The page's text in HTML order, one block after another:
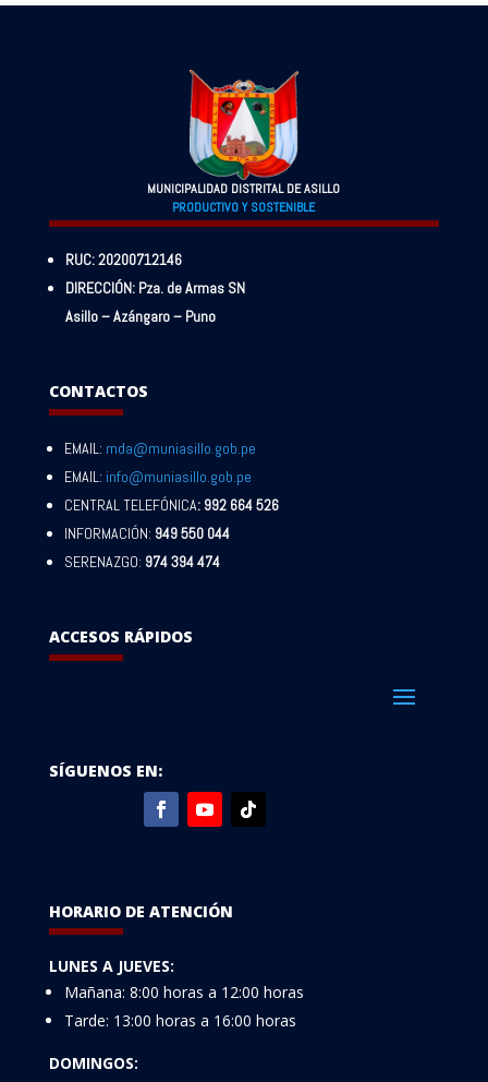
MUNICIPALIDAD DISTRITAL DE ASILLO
PRODUCTIVO Y SOSTENIBLE
RUC: 20200712146
DIRECCIÓN: Pza. de Armas SN
Asillo – Azángaro – Puno
CONTACTOS
EMAIL: mda@muniasillo.gob.pe
EMAIL: info@muniasillo.gob.pe
CENTRAL TELEFÓNICA: 992 664 526
INFORMACIÓN: 949 550 044
SERENAZGO: 974 394 474
ACCESOS RÁPIDOS
SÍGUENOS EN:
HORARIO DE ATENCIÓN
LUNES A JUEVES:
Mañana: 8:00 horas a 12:00 horas
Tarde: 13:00 horas a 16:00 horas
DOMINGOS: